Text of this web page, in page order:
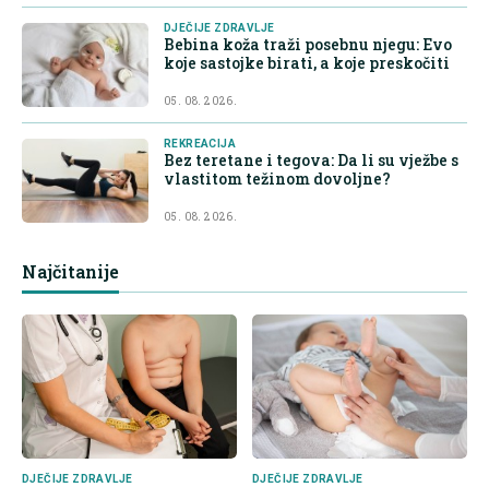
DJEČIJE ZDRAVLJE
Bebina koža traži posebnu njegu: Evo
koje sastojke birati, a koje preskočiti
05. 08. 2026.
REKREACIJA
Bez teretane i tegova: Da li su vježbe s
vlastitom težinom dovoljne?
05. 08. 2026.
Najčitanije
DJEČIJE ZDRAVLJE DJEČIJE ZDRAVLJE